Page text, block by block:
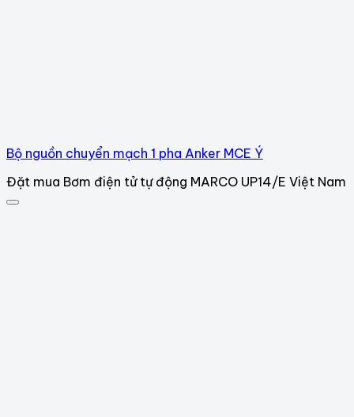
Bộ nguồn chuyển mạch 1 pha Anker MCE Ý
Đặt mua Bơm điện tử tự động MARCO UP14/E Việt Nam